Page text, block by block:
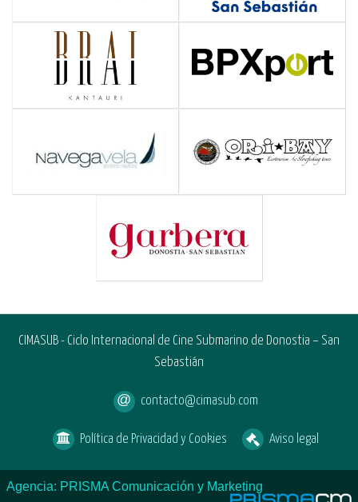
CIMASUB - Ciclo Internacional de Cine Submarino de Donostia – San
Sebastián
contacto@cimasub.com
Política de Privacidad y Cookies Aviso legal
Agencia: PRISMA Comunicación y Marketing